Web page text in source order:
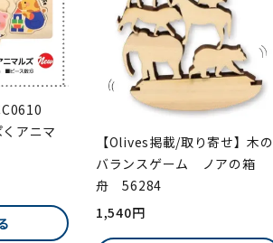
アニマ
【Olives掲載/取り寄せ】木の
バランスゲーム ノアの箱
舟 56284
1,540円